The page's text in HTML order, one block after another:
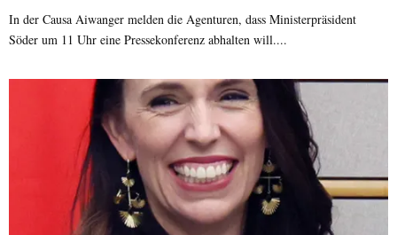
In der Causa Aiwanger melden die Agenturen, dass Ministerpräsident
Söder um 11 Uhr eine Pressekonferenz abhalten will....